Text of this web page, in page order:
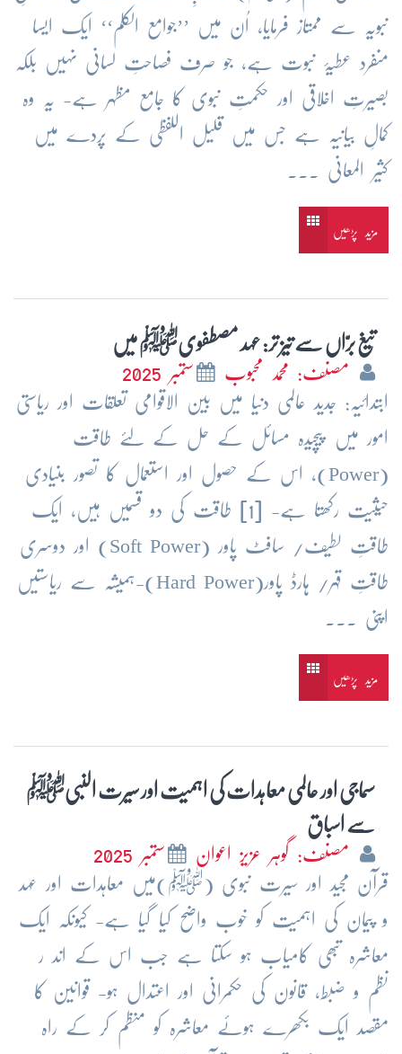
نبویہ سے ممتاز فرمایا، اُن میں ’’جوامع الکلم‘‘ ایک ایسا
منفرد عطیۂ نبوت ہے، جو صرف فصاحتِ لسانی نہیں بلکہ
بصیرتِ اخلاقی اور حکمتِ نبوی کا جامع مظہر ہے- یہ وہ
کمالِ بیانیہ ہے جس میں قلیل اللفظی کے پردے میں
کثیر المعانی ...
مزید پڑھیں
تیغ برّاں سے تیز تر: عہد مصطفویﷺ میں
مصنف: محمد محبوب
ستمبر 2025
ابتدائیہ: جدید عالمی دنیا میں بین الاقوامی تعلقات اور ریاستی
امور میں پیچیدہ مسائل کے حل کے لئے طاقت
(Power)، اس کے حصول اور استعمال کا تصور بنیادی
حیثیت رکھتا ہے- [1] طاقت کی دو قسمیں ہیں، ایک
طاقتِ لطیف/ سافٹ پاور (Soft Power) اور دوسری
طاقتِ قہر/ ہارڈ پاور(Hard Power)-ہمیشہ سے ریاستیں
اپنی ...
مزید پڑھیں
سماجی اور عالمی معاہدات کی اہمیت اور سیرت النبیﷺ
سے اسباق
مصنف: گوہر عزیز اعوان
ستمبر 2025
قرآن مجید اور سیرت نبوی (ﷺ)میں معاہدات اور عہد
و پیمان کی اہمیت کو خوب واضح کیا گیا ہے- کیونکہ ایک
معاشرہ تبھی کامیاب ہو سکتا ہے جب اس کے اند ر
نظم و ضبط، قانون کی حکمرانی اور اعتدال ہو- قوانین کا
مقصد ایک بکھرے ہوئے معاشرہ کو منظم کر کے راہ